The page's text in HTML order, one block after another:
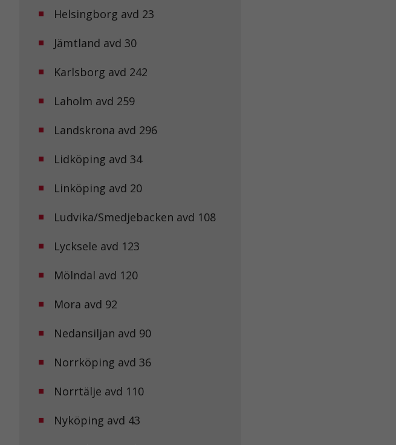
Helsingborg avd 23
Jämtland avd 30
Karlsborg avd 242
Laholm avd 259
Landskrona avd 296
Lidköping avd 34
Linköping avd 20
Ludvika/Smedjebacken avd 108
Lycksele avd 123
Mölndal avd 120
Mora avd 92
Nedansiljan avd 90
Norrköping avd 36
Norrtälje avd 110
Nyköping avd 43